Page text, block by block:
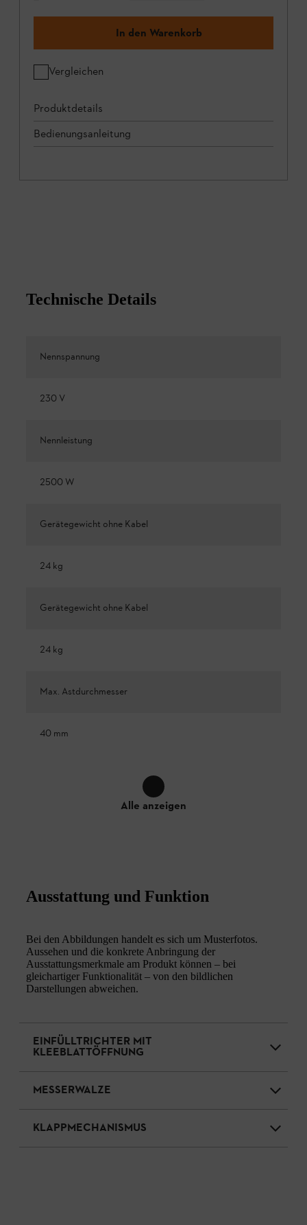
In den Warenkorb
Vergleichen
Produktdetails
Bedienungsanleitung
Technische Details
Nennspannung
230 V
Nennleistung
2500 W
Gerätegewicht ohne Kabel
24 kg
Gerätegewicht ohne Kabel
24 kg
Max. Astdurchmesser
40 mm
Alle anzeigen
Ausstattung und Funktion
Bei den Abbildungen handelt es sich um Musterfotos.
Aussehen und die konkrete Anbringung der
Ausstattungsmerkmale am Produkt können – bei
gleichartiger Funktionalität – von den bildlichen
Darstellungen abweichen.
EINFÜLLTRICHTER MIT
KLEEBLATTÖFFNUNG
MESSERWALZE
KLAPPMECHANISMUS